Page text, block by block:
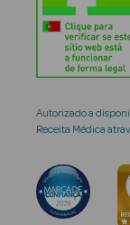
Autorizado a
Receita Médica